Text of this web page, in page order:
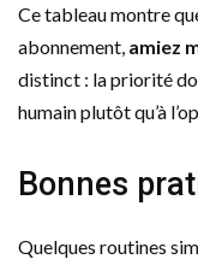
Ce tableau montre
abonnement, amiez
distinct : la priorité
humain plutôt qu’à
Bonnes
Quelques routines